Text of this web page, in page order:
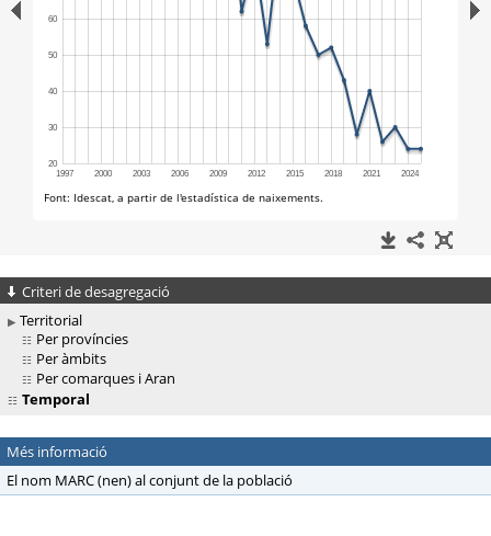
Criteri de desagregació
Territorial
Per províncies
Per àmbits
Per comarques i Aran
Temporal
Més informació
El nom MARC (nen) al conjunt de la població